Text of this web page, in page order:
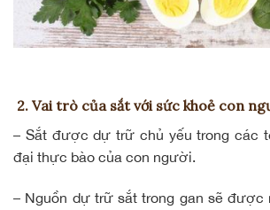
2. Vai trò của sắt với sức khoẻ con
– Sắt được dự trữ chủ yếu trong các
đại thực bào của con người.
– Nguồn dự trữ sắt trong gan sẽ được